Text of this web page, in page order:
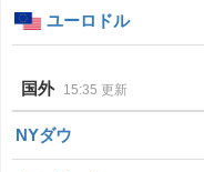
ユーロドル
国外 15:35 更新
NYダウ